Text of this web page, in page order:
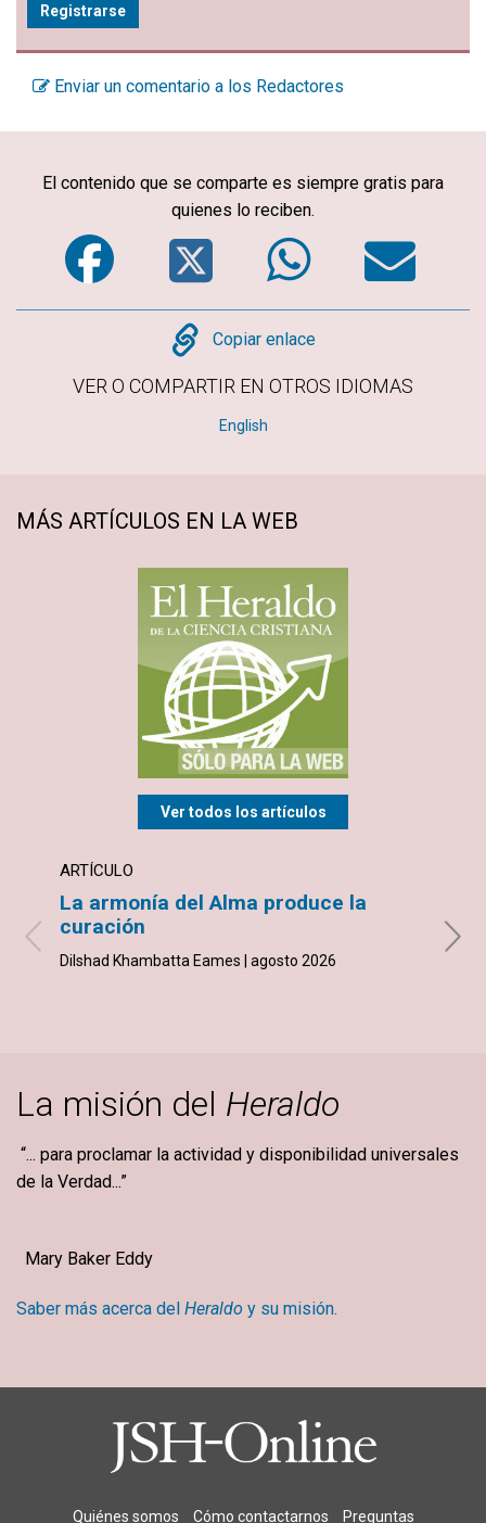
Registrarse
Enviar un comentario a los Redactores
El contenido que se comparte es siempre gratis para
quienes lo reciben.
Facebook
Twitter
Copy
Copiar enlace
VER O COMPARTIR EN OTROS IDIOMAS
English
MÁS ARTÍCULOS EN LA WEB
Ver todos los artículos
ARTÍCULO
La armonía del Alma produce la
curación
Dilshad Khambatta Eames | agosto 2026
La misión del Heraldo
“... para proclamar la actividad y disponibilidad universales
de la Verdad...”
Mary Baker Eddy
Saber más acerca del Heraldo y su misión.
Quiénes somos Cómo contactarnos Preguntas